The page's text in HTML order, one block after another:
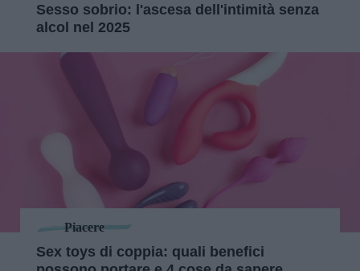
Sesso sobrio: l'ascesa dell'intimità senza
alcol nel 2025
Piacere
Sex toys di coppia: quali benefici